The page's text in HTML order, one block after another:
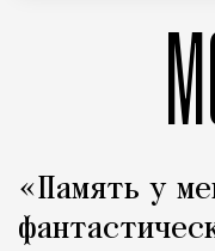
«Память у